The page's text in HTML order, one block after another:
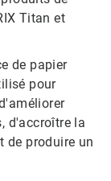
Titan et
de papier
pour
d'accroître la
de produire un